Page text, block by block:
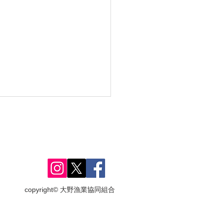
8年度 鮎釣り解禁日のお
copyright© 大野漁業協同組合